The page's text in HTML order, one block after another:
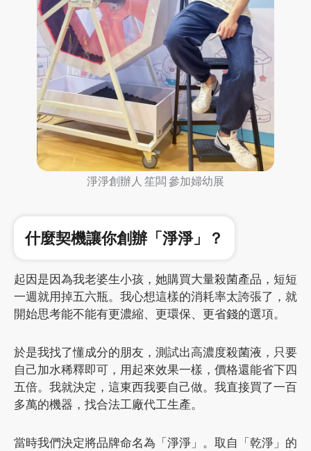
淨淨創辦人 笙闆 參加婦幼展
什麼契機讓你創辦「淨淨」？
起因是因為我老婆生小孩，她購買大量殺菌產品，短短
一週就用掉五六瓶。我心想這樣的消耗率太誇張了，就
開始思考能不能有更濃縮、更環保、更省錢的選項。
於是我找了懂成分的朋友，測試出高濃度殺菌液，只要
自己加水稀釋即可，用起來效果一樣，價格還能省下四
五倍。我就決定，這東西我要自己做。我直接買了一百
多萬的機器，找合法工廠代工生產。
當時我們決定將品牌命名為「淨淨」。取自「乾淨」的